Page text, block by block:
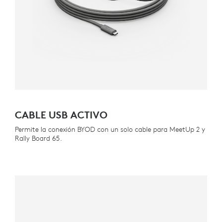
CABLE USB ACTIVO
Permite la conexión BYOD con un solo cable para MeetUp 2 y
Rally Board 65.